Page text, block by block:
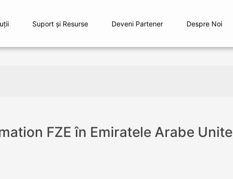
Suport și Resurse Deveni Partener Despre Noi
FZE în Emiratele Arabe Unite